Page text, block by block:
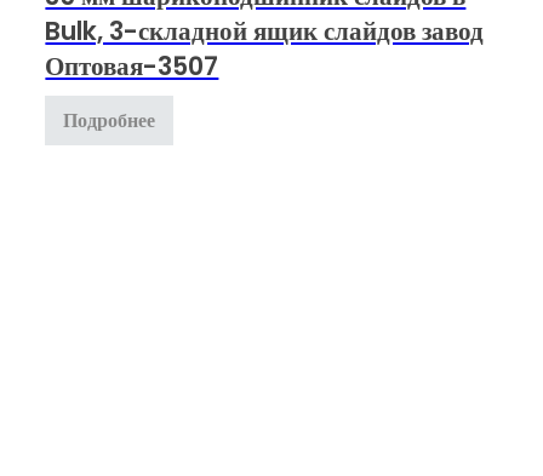
Bulk, 3-складной ящик слайдов завод
Оптовая-3507
Подробнее